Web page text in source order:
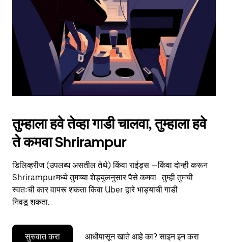
the
calendar.
तुम्हाला हवे तेव्हा गाडी चालवा, तुम्हाला हवे
ते कमवा Shrirampur
डिलिव्हरीज (उपलब्ध असतील तेथे) किंवा राईड्स —किंवा दोन्ही करून
Shrirampurमध्ये तुमच्या शेड्युलनुसार पैसे कमवा . तुम्ही तुमची
स्वतःची कार वापरू शकता किंवा Uber द्वारे भाड्याची गाडी
निवडू शकता.
सुरुवात करा आधीपासून खाते आहे का? साइन इन करा